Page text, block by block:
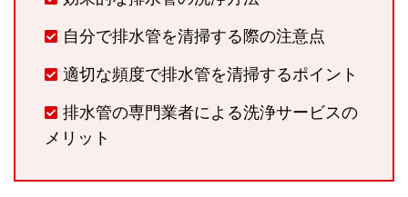
自分で排水管を清掃する際の注意点
適切な頻度で排水管を清掃するポイント
排水管の専門業者による洗浄サービスの
メリット